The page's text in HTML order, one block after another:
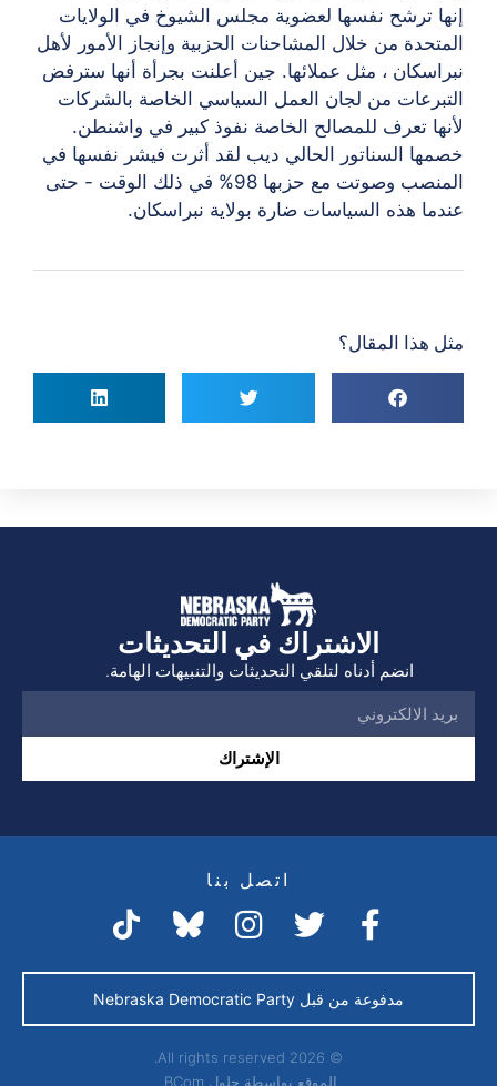
إنها ترشح نفسها لعضوية مجلس الشيوخ في الولايات
المتحدة من خلال المشاحنات الحزبية وإنجاز الأمور لأهل
نبراسكان ، مثل عملائها. جين أعلنت بجرأة أنها سترفض
التبرعات من لجان العمل السياسي الخاصة بالشركات
لأنها تعرف للمصالح الخاصة نفوذ كبير في واشنطن.
خصمها السناتور الحالي ديب لقد أثرت فيشر نفسها في
المنصب وصوتت مع حزبها 98% في ذلك الوقت - حتى
عندما هذه السياسات ضارة بولاية نبراسكان.
مثل هذا المقال؟
الاشتراك في التحديثات
انضم أدناه لتلقي التحديثات والتنبيهات الهامة.
الإشتراك
اتصل بنا
مدفوعة من قبل Nebraska Democratic Party
© 2026 All rights reserved.
الموقع بواسطة حلول BCom.